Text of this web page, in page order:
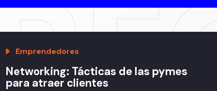
Emprendedores
Networking: Tácticas de las pymes
para atraer clientes